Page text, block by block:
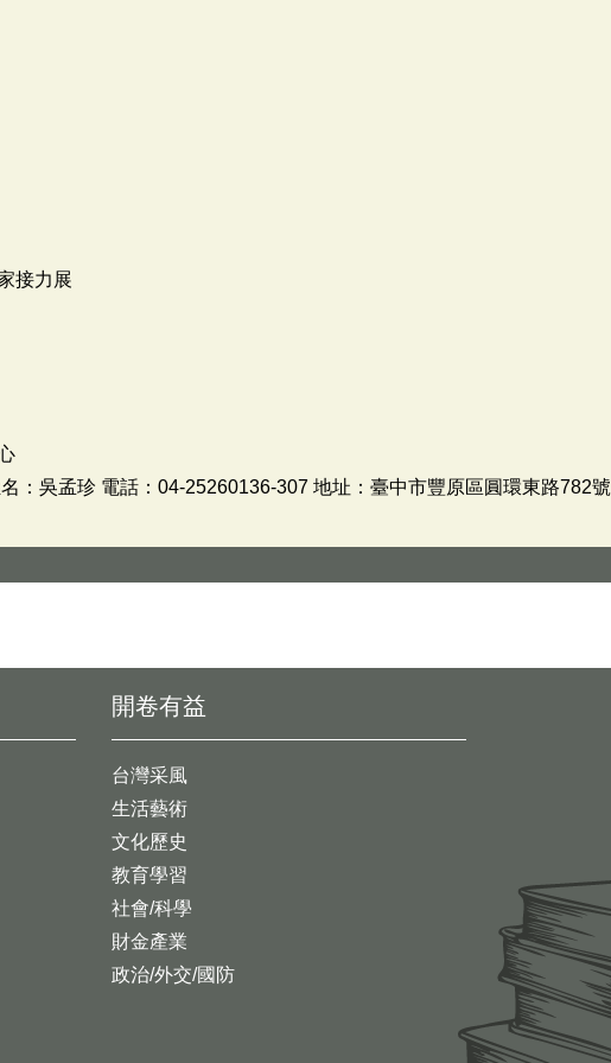
接力展
：吳孟珍 電話：04-25260136-307 地址：臺中市豐原區圓環東路782號
開卷有益
台灣采風
生活藝術
文化歷史
教育學習
社會/科學
財金產業
政治/外交/國防